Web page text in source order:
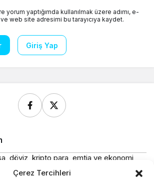
Çerez Tercihleri
yorum yaptığımda kullanılmak üzere adımı, e-
web site adresimi bu tarayıcıya kaydet.
Giriş Yap
döviz, kripto para, emtia ve ekonomi
haberler, piyasa verileri ve bilgilendirici
bir dijital yayın platformudur.